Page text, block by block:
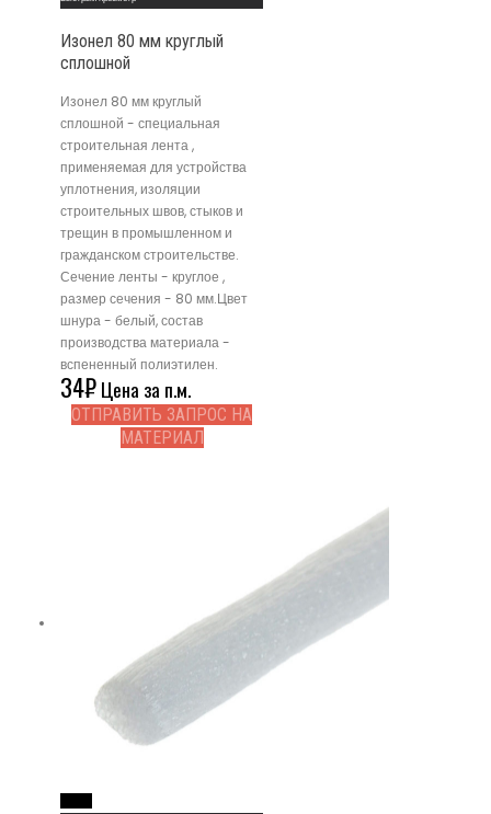
Изонел 80 мм круглый
сплошной
Изонел 80 мм круглый
сплошной - специальная
строительная лента ,
применяемая для устройства
уплотнения, изоляции
строительных швов, стыков и
трещин в промышленном и
гражданском строительстве.
Сечение ленты - круглое ,
размер сечения - 80 мм.Цвет
шнура - белый, состав
производства материала -
вспененный полиэтилен.
34₽Цена за п.м.
ОТПРАВИТЬ ЗАПРОС НА
МАТЕРИАЛ